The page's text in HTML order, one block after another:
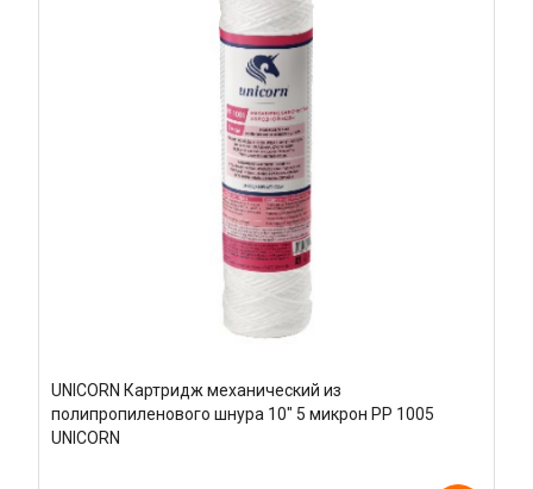
UNICORN Картридж механический из
полипропиленового шнура 10" 5 микрон РР 1005
UNICORN